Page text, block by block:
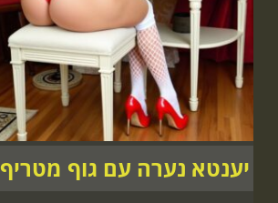
יענטא נערה עם גוף מטריף